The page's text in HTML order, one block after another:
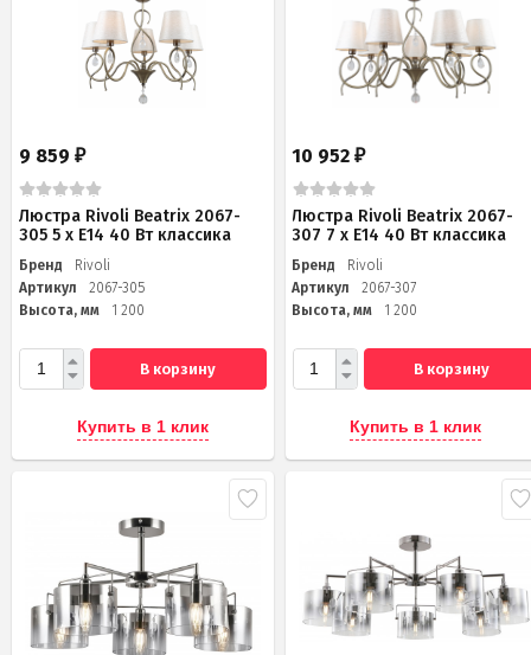
9 859 ₽
Люстра Rivoli Beatrix 2067-
305 5 х Е14 40 Вт классика
Бренд
Rivoli
Артикул
2067-305
Высота, мм
1 200
В корзину
Купить в 1 клик
10 952₽
Люстра Rivoli Beatrix 2067-
307 7 х Е14 40 Вт классика
Бренд
Rivoli
Артикул
2067-307
Высота, мм
1 200
В корзину
Купить в 1 клик